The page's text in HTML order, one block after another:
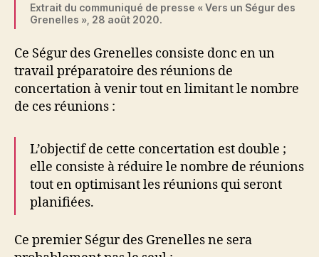
Extrait du communiqué de presse « Vers un Ségur des
Grenelles », 28 août 2020.
Ce Ségur des Grenelles consiste donc en un
travail préparatoire des réunions de
concertation à venir tout en limitant le nombre
de ces réunions :
L’objectif de cette concertation est double ;
elle consiste à réduire le nombre de réunions
tout en optimisant les réunions qui seront
planifiées.
Ce premier Ségur des Grenelles ne sera